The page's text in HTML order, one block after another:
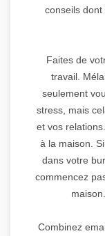
conseils
Faites de
travail.
seulement
stress, mais
et vos
à la maison.
dans votre
commencez
Combinez